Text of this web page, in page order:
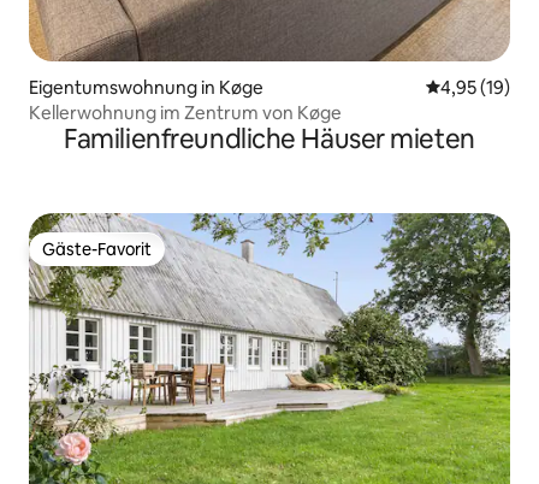
Eigentumswohnung in Køge
4,95 (19)
Kellerwohnung im Zentrum von Køge
Familienfreundliche Häuser mieten
Gäste-Favorit
Gäste-Favorit